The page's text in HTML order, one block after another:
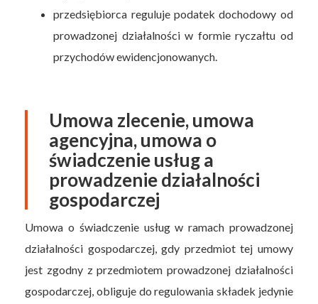
przedsiębiorca reguluje podatek dochodowy od
prowadzonej działalności w formie ryczałtu od
przychodów ewidencjonowanych.
Umowa zlecenie, umowa
agencyjna, umowa o
świadczenie usług a
prowadzenie działalności
gospodarczej
Umowa o świadczenie usług w ramach prowadzonej
działalności gospodarczej, gdy przedmiot tej umowy
jest zgodny z przedmiotem prowadzonej działalności
gospodarczej, obliguje do regulowania składek jedynie